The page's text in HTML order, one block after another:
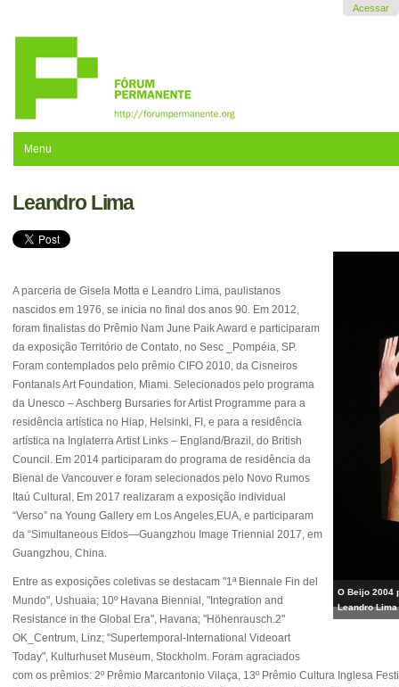
navegação
Acessar
Menu
Leandro Lima
O Beijo 2004
Leandro Lima
A parceria de Gisela Motta e Leandro Lima, paulistanos
nascidos em 1976, se inicia no final dos anos 90. Em 2012,
foram finalistas do Prêmio Nam June Paik Award e participaram
da exposição Território de Contato, no Sesc _Pompéia, SP.
Foram contemplados pelo prêmio CIFO 2010, da Cisneiros
Fontanals Art Foundation, Miami. Selecionados pelo programa
da Unesco – Aschberg Bursaries for Artist Programme para a
residência artística no Hiap, Helsinki, FI, e para a residência
artística na Inglaterra Artist Links – England/Brazil, do British
Council. Em 2014 participaram do programa de residência da
Bienal de Vancouver e foram selecionados pelo Novo Rumos
Itaú Cultural, Em 2017 realizaram a exposição individual
“Verso” na Young Gallery em Los Angeles,EUA, e participaram
da “Simultaneous Eidos—Guangzhou Image Triennial 2017, em
Guangzhou, China.
Entre as exposições coletivas se destacam "1ª Biennale Fin del
Mundo", Ushuaia; 10º Havana Biennial, "Integration and
Resistance in the Global Era", Havana; "Höhenrausch.2"
OK_Centrum, Linz; "Supertemporal-International Videoart
Today", Kulturhuset Museum, Stockholm. Foram agraciados
com os prêmios: 2º Prêmio Marcantonio Vilaça, 13º Prêmio Cultura Inglesa